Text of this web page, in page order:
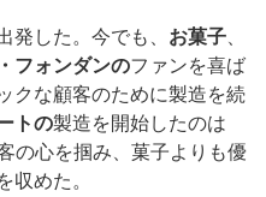
した。今でも、 お菓子、
フォンダンのファンを喜ば
クな顧客のために製造を続
トの製造を開始したのは
の心を掴み、菓子よりも優
めた。